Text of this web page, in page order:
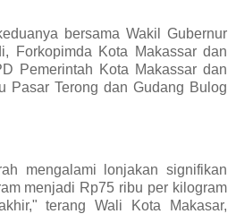
bersama Wakil Gubernur
Forkopimda Kota Makassar dan
Pemerintah Kota Makassar dan
Pasar Terong dan Gudang Bulog
mengalami lonjakan signifikan
menjadi Rp75 ribu per kilogram
terang Wali Kota Makasar,